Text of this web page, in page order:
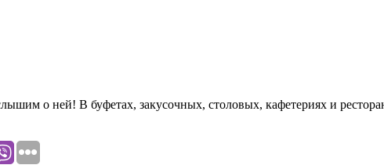
о ней! В буфетах, закусочных, столовых, кафетериях и